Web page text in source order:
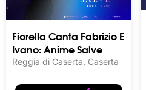
Fiorella Canta Fabrizio E
Ivano: Anime Salve
Reggia di Caserta, Caserta